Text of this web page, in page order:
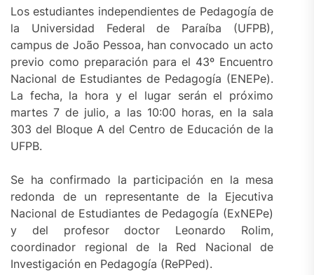
Los estudiantes independientes de Pedagogía de
la Universidad Federal de Paraíba (UFPB),
campus de João Pessoa, han convocado un acto
previo como preparación para el 43º Encuentro
Nacional de Estudiantes de Pedagogía (ENEPe).
La fecha, la hora y el lugar serán el próximo
martes 7 de julio, a las 10:00 horas, en la sala
303 del Bloque A del Centro de Educación de la
UFPB.
Se ha confirmado la participación en la mesa
redonda de un representante de la Ejecutiva
Nacional de Estudiantes de Pedagogía (ExNEPe)
y del profesor doctor Leonardo Rolim,
coordinador regional de la Red Nacional de
Investigación en Pedagogía (RePPed).